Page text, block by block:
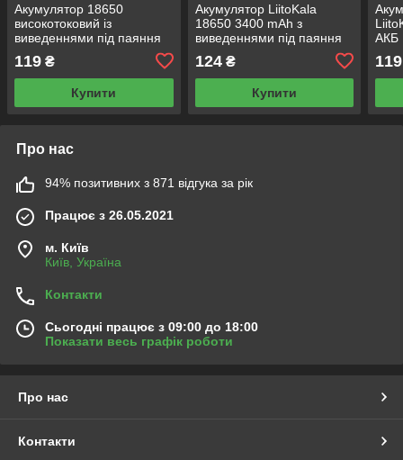
Акумулятор 18650
високотоковий із
виведеннями під паяння
4,2V 18650 HG2
119 ₴
Купити
Акумулятор LiitoKala
18650 3400 mAh з
виведеннями під паяння
NCR18650B Li-ion — літій
іонна акумуляторна
батарейка
124₴
Купити
АКБ
119
Про нас
94% позитивних з 871 відгука за рік
Працює з 26.05.2021
м. Київ
Київ, Україна
Контакти
Сьогодні працює з 09:00 до 18:00
Показати весь графік роботи
Про нас
Контакти